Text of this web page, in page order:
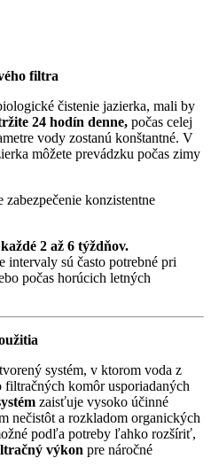
filtra
čistenie jazierka, mali by
24 hodín denne, počas celej
vody zostanú konštantné. V
môžete prevádzku počas zimy
konzistentne
každé 2 až 6 týždňov.
intervaly sú často potrebné pri
počas horúcich letných
systém, v ktorom voda z
komôr usporiadaných
zaisťuje vysoko účinné
nečistôt a rozkladom organických
podľa potreby ľahko rozšíriť,
výkon pre náročné